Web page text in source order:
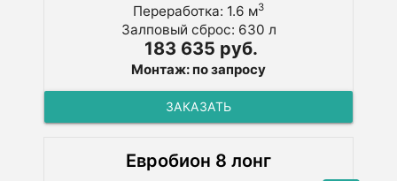
Переработка: 1.6 м3
Залповый сброс: 630 л
183 635 руб.
Монтаж: по запросу
ЗАКАЗАТЬ
Евробион 8 лонг